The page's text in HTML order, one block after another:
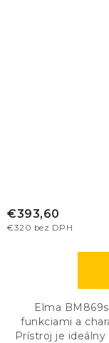
€320 bez DPH
€393,60
Elma
funkciami a
Prístroj je